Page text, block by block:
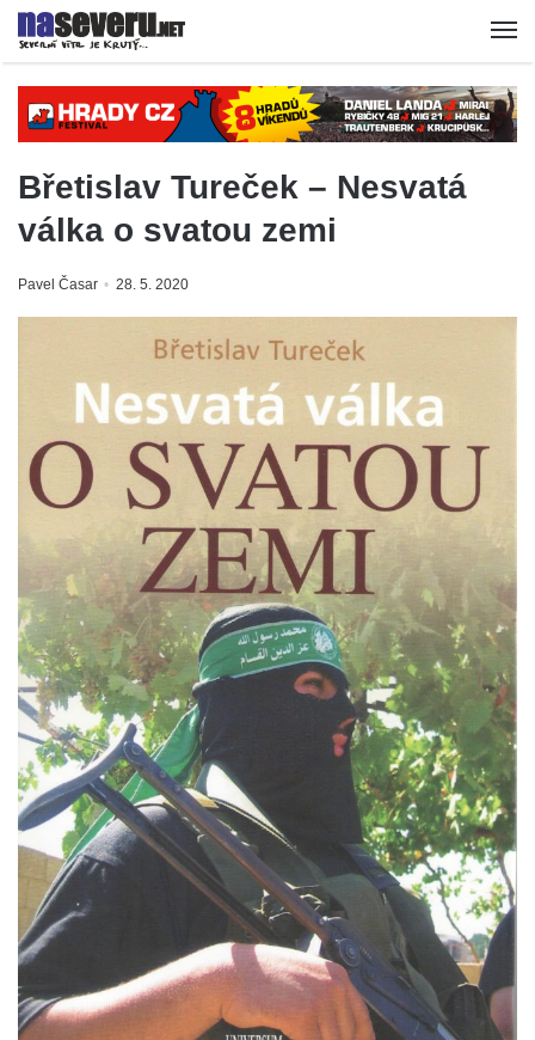
Břetislav Tureček – Nesvatá
válka o svatou zemi
Pavel Časar 28. 5. 2020